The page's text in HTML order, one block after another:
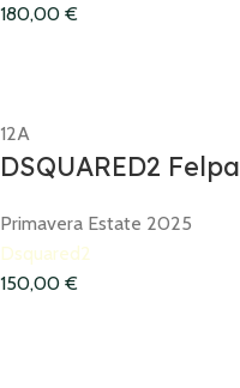
180,00 €
12A
DSQUARED2 Felpa
Primavera Estate 2025
Dsquared2
150,00 €